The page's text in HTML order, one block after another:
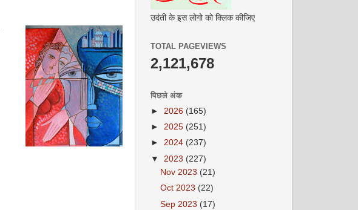
उदंती के इस लोगो को क्लिक कीजिए
TOTAL PAGEVIEWS
2,121,678
पिछले अंक
► 2026 (165)
► 2025 (251)
► 2024 (237)
▼ 2023 (227)
Nov 2023 (21)
Oct 2023 (22)
Sep 2023 (17)